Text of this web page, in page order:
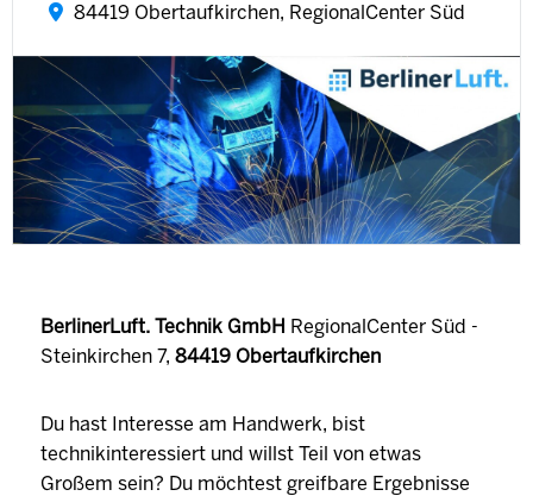
84419 Obertaufkirchen, RegionalCenter Süd
BerlinerLuft. Technik GmbH RegionalCenter Süd -
Steinkirchen 7, 84419 Obertaufkirchen
Du hast Interesse am Handwerk, bist
technikinteressiert und willst Teil von etwas
Großem sein? Du möchtest greifbare Ergebnisse